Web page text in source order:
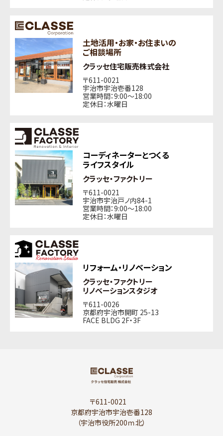
土地活用・お家・お住まいの
ご相談場所
クラッセ住宅販売株式会社
〒611-0021
宇治市宇治壱番128
営業時間：9:00〜18:00
定休日：水曜日
コーディネーターとつくる
ライフスタイル
クラッセ・ファクトリー
〒611-0021
宇治市宇治戸ノ内84-1
営業時間：9:00〜18:00
定休日：水曜日
リフォーム・リノベーション
クラッセ・ファクトリー
リノベーションスタジオ
〒611-0026
京都府宇治市開町 25-13
FACE BLDG 2F・3F
〒611-0021
京都府宇治市宇治壱番128
（宇治市役所200ｍ北）